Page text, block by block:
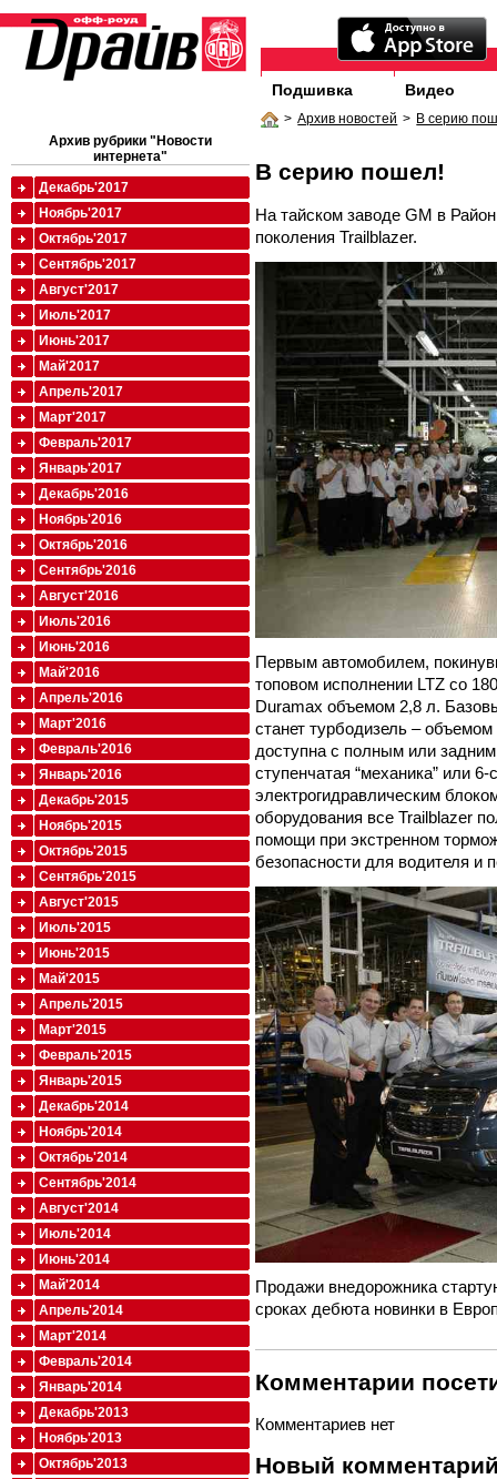
Подшивка Видео
> Архив новостей > В серию
В серию пошел!
На тайском заводе GM в
поколения Trailblazer.
Первым автомобилем,
топовом исполнении LTZ со
Duramax объемом 2,8 л.
станет турбодизель –
доступна с полным или
ступенчатая “механика” или 6-
электрогидравлическим
оборудования все Trailblazer
помощи при экстренном
безопасности для водителя и
Продажи внедорожника
сроках дебюта новинки в
Комментарии
Комментариев нет
Новый
Архив рубрики "Новости
интернета"
Декабрь'2017
Ноябрь'2017
Октябрь'2017
Сентябрь'2017
Август'2017
Июль'2017
Июнь'2017
Май'2017
Апрель'2017
Март'2017
Февраль'2017
Январь'2017
Декабрь'2016
Ноябрь'2016
Октябрь'2016
Сентябрь'2016
Август'2016
Июль'2016
Июнь'2016
Май'2016
Апрель'2016
Март'2016
Февраль'2016
Январь'2016
Декабрь'2015
Ноябрь'2015
Октябрь'2015
Сентябрь'2015
Август'2015
Июль'2015
Июнь'2015
Май'2015
Апрель'2015
Март'2015
Февраль'2015
Январь'2015
Декабрь'2014
Ноябрь'2014
Октябрь'2014
Сентябрь'2014
Август'2014
Июль'2014
Июнь'2014
Май'2014
Апрель'2014
Март'2014
Февраль'2014
Январь'2014
Декабрь'2013
Ноябрь'2013
Октябрь'2013